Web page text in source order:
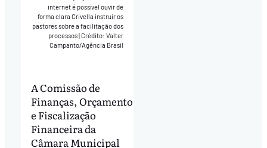
internet é possível ouvir de
forma clara Crivella instruir os
pastores sobre a facilitação dos
processos|Crédito: Valter
Campanto/Agência Brasil
A Comissão de
Finanças, Orçamento
e Fiscalização
Financeira da
Câmara Municipal